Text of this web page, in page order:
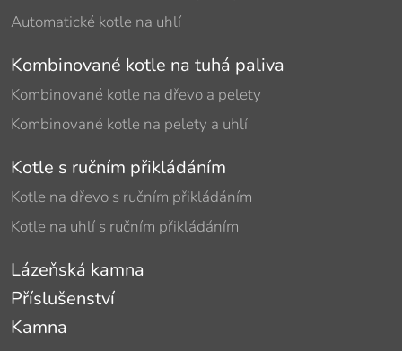
Automatické kotle na uhlí
Kombinované kotle na tuhá paliva
Kombinované kotle na dřevo a pelety
Kombinované kotle na pelety a uhlí
Kotle s ručním přikládáním
Kotle na dřevo s ručním přikládáním
Kotle na uhlí s ručním přikládáním
Lázeňská kamna
Příslušenství
Kamna